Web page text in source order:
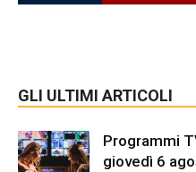
GLI ULTIMI ARTICOLI
Programmi
giovedì 6